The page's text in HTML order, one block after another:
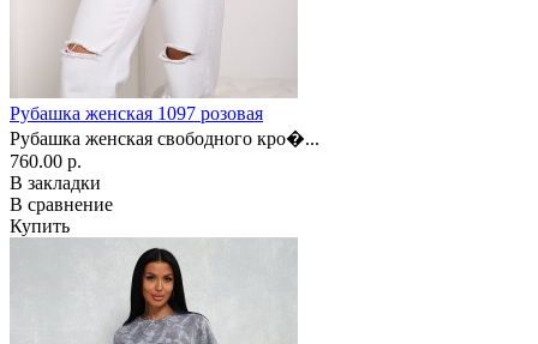
Рубашка женская 1097 розовая
Рубашка женская свободного кро�...
760.00 р.
В закладки
В сравнение
Купить